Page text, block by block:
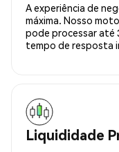
A experiência de
máxima. Nosso
pode processar até
tempo de resposta
Liquididade